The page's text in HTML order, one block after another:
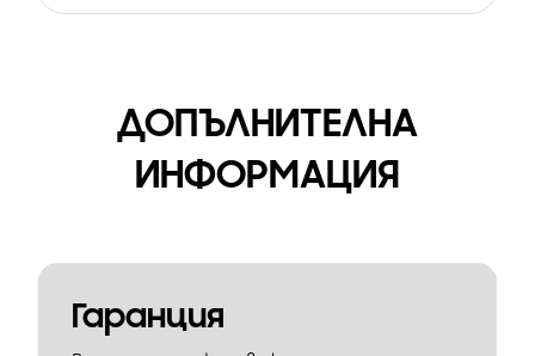
ДОПЪЛНИТЕЛНА
ИНФОРМАЦИЯ
Гаранция